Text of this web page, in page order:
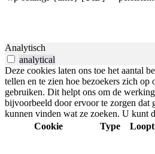
Analytisch
analytical
Deze cookies laten ons toe het aantal
tellen en te zien hoe bezoekers zich
gebruiken. Dit helpt ons om de
bijvoorbeeld door ervoor te zorgen dat
kunnen vinden wat ze zoeken. U kunt
Cookie
Type